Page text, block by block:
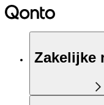
Zakelijke